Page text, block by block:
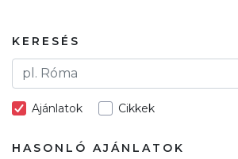
KERESÉS
Ajánlatok Cikkek
HASONLÓ AJÁNLATOK